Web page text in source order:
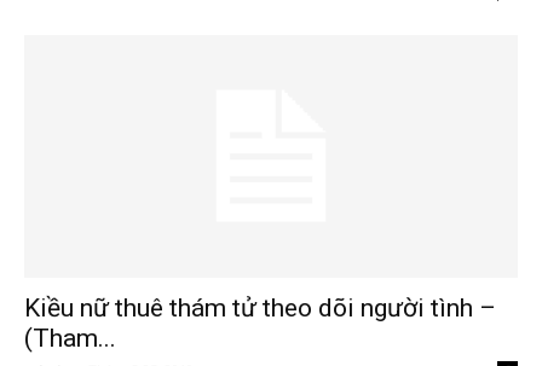
Kiều nữ thuê thám tử theo dõi người tình –
(Tham...